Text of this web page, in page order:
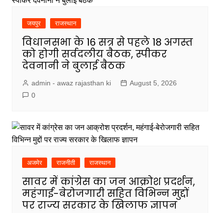
जयपुर राजस्थान
विधानसभा के 16 सत्र से पहले 18 अगस्त
को होगी सर्वदलीय बैठक, स्पीकर
देवनानी ने बुलाई बैठक
admin - awaz rajasthan ki
August 5, 2026
0
अजमेर राजनीती राजस्थान
सावर में कांग्रेस का जन आक्रोश प्रदर्शन,
महंगाई-बेरोजगारी सहित विभिन्न मुद्दों
पर राज्य सरकार के खिलाफ ज्ञापन